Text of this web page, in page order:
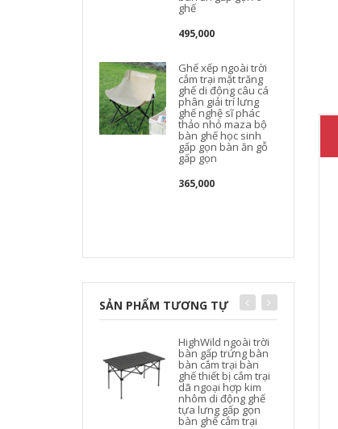
ghế
495,000
Ghế xếp ngoài trời
cắm trại mặt trăng
ghế di động câu cá
phân giải trí lưng
ghế nghệ sĩ phác
thảo nhỏ maza bộ
bàn ghế học sinh
gấp gọn bàn ăn gỗ
gấp gọn
365,000
SẢN PHẨM TƯƠNG TỰ
HighWild ngoài trời
bàn gấp trứng bàn
bàn cắm trại bàn
ghế thiết bị cắm trại
dã ngoại hợp kim
nhôm di động ghế
tựa lưng gấp gọn
bàn ghế cắm trại